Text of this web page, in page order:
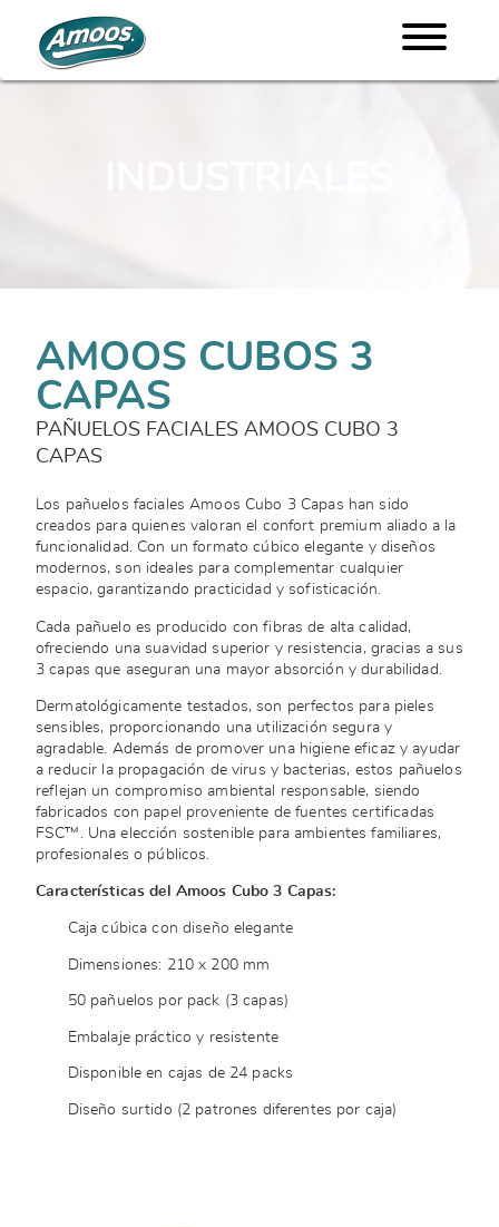
AMOOS CUBOS 3
CAPAS
PAÑUELOS FACIALES AMOOS CUBO 3
CAPAS
Los pañuelos faciales Amoos Cubo 3 Capas han sido
creados para quienes valoran el confort premium aliado a la
funcionalidad. Con un formato cúbico elegante y diseños
modernos, son ideales para complementar cualquier
espacio, garantizando practicidad y sofisticación.
Cada pañuelo es producido con fibras de alta calidad,
ofreciendo una suavidad superior y resistencia, gracias a sus
3 capas que aseguran una mayor absorción y durabilidad.
Dermatológicamente testados, son perfectos para pieles
sensibles, proporcionando una utilización segura y
agradable. Además de promover una higiene eficaz y ayudar
a reducir la propagación de virus y bacterias, estos pañuelos
reflejan un compromiso ambiental responsable, siendo
fabricados con papel proveniente de fuentes certificadas
FSC™. Una elección sostenible para ambientes familiares,
profesionales o públicos.
Características del Amoos Cubo 3 Capas:
Caja cúbica con diseño elegante
Dimensiones: 210 x 200 mm
50 pañuelos por pack (3 capas)
Embalaje práctico y resistente
Disponible en cajas de 24 packs
Diseño surtido (2 patrones diferentes por caja)